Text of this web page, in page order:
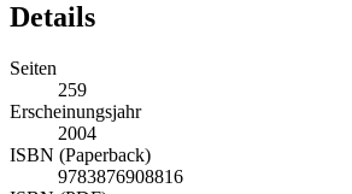
Details
Seiten
259
Erscheinungsjahr
2004
ISBN (Paperback)
9783876908816